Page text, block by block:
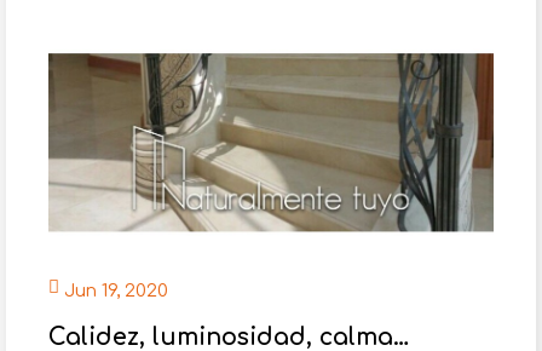
Jun 19, 2020
Calidez, luminosidad, calma…